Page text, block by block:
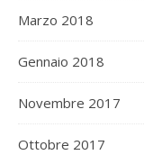
Marzo 2018
Gennaio 2018
Novembre 2017
Ottobre 2017